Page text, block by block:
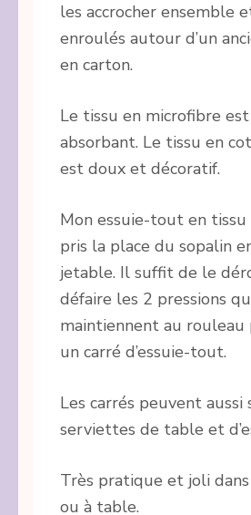
les accrocher ensemble
enroulés autour d’un
en carton.
Le tissu en microfibre
absorbant. Le tissu en
est doux et décoratif.
Mon essuie-tout en tissu
pris la place du sopalin
jetable. Il suffit de le
défaire les 2 pressions
maintiennent au
un carré d’essuie-tout.
Les carrés peuvent aussi
serviettes de table et
Très pratique et joli
ou à table.